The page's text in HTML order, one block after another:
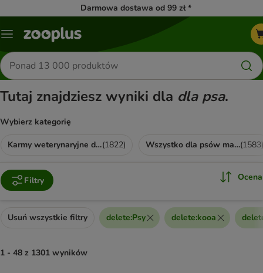
Darmowa dostawa od 99 zł *
Menu
Szukaj
produktów
Tutaj znajdziesz wyniki dla dla psa.
Wybierz kategorię
Karmy weterynaryjne dla psa(1822) Wszystko dla psów małych ras(1583)
Filtry Ocena
Usuń wszystkie filtry delete:Psy delete:kooa
1 - 48 z 1301 wyników